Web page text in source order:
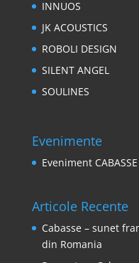
INNUOS
JK ACOUSTICS
ROBOLI DESIGN
SILENT ANGEL
SOULINES
Evenimente
Eveniment CABASSE
Articole Recente
Cabasse – sunet
din Romania